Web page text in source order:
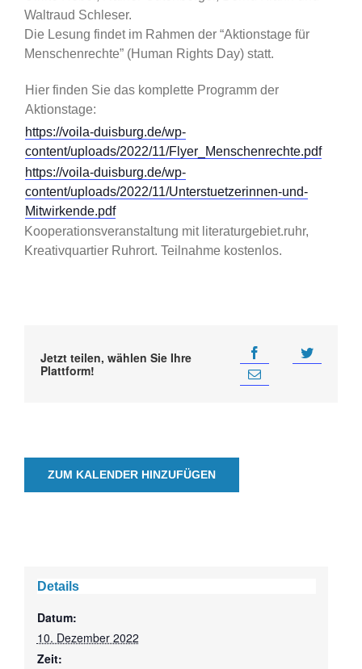
Waltraud Schleser.
Die Lesung findet im Rahmen der “Aktionstage für
Menschenrechte” (Human Rights Day) statt.
Hier finden Sie das komplette Programm der
Aktionstage:
https://voila-duisburg.de/wp-
content/uploads/2022/11/Flyer_Menschenrechte.pdf
https://voila-duisburg.de/wp-
content/uploads/2022/11/Unterstuetzerinnen-und-
Mitwirkende.pdf
Kooperationsveranstaltung mit literaturgebiet.ruhr,
Kreativquartier Ruhrort. Teilnahme kostenlos.
Jetzt teilen, wählen Sie Ihre
Plattform!
ZUM KALENDER HINZUFÜGEN
Details
Datum:
10. Dezember 2022
Zeit: